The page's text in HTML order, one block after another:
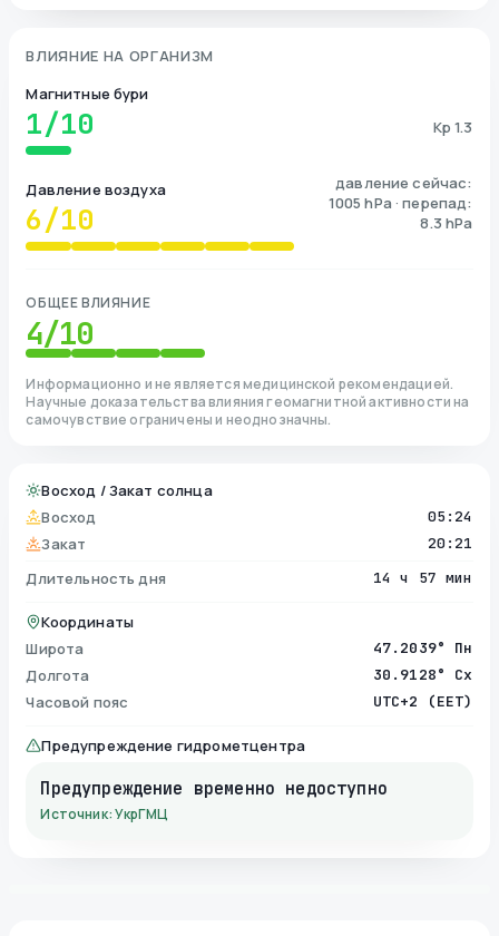
ВЛИЯНИЕ НА ОРГАНИЗМ
Магнитные бури
1/10 Kp 1.3
Давление воздуха
6/10
давление сейчас:
1005 hPa · перепад:
8.3 hPa
ОБЩЕЕ ВЛИЯНИЕ
4/10
Информационно и не является медицинской рекомендацией.
Научные доказательства влияния геомагнитной активности на
самочувствие ограничены и неоднозначны.
Восход / Закат солнца
Восход
05:24
Закат 20:21
Длительность дня 14 ч 57 мин
Координаты
Широта
47.2039° Пн
Долгота 30.9128° Сх
Часовой пояс UTC+2 (EET)
Предупреждение гидрометцентра
Предупреждение временно недоступно
Источник: УкрГМЦ